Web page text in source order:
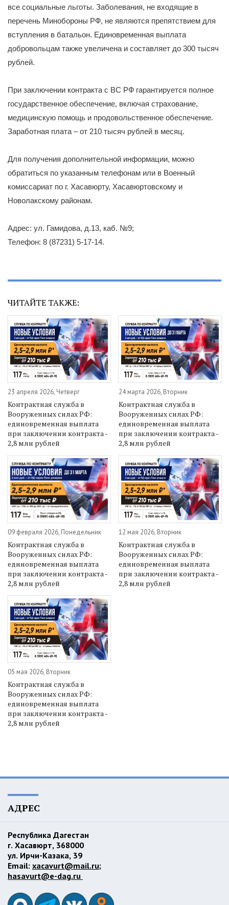
все социальные льготы. Заболевания, не входящие в
перечень Минобороны РФ, не являются препятствием для
вступления в батальон. Единовременная выплата
добровольцам также увеличена и составляет до 300 тысяч
рублей.
При заключении контракта с ВС РФ гарантируется полное
государственное обеспечение, включая страхование,
медицинскую помощь и продовольственное обеспечение.
Заработная плата – от 210 тысяч рублей в месяц.
Для получения дополнительной информации, можно
обратиться по указанным телефонам или в Военный
комиссариат по г. Хасавюрту, Хасавюртовскому и
Новолакскому районам.
Адрес: ул. Гамидова, д.13, каб. №9;
Телефон: 8 (87231) 5-17-14.
ЧИТАЙТЕ ТАКЖЕ:
23 апреля 2026, Четверг
Контрактная служба в
Вооруженных силах РФ:
единовременная выплата
при заключении контракта -
2,8 млн рублей
24 марта 2026, Вторник
Контрактная служба в
Вооруженных силах РФ:
единовременная выплата
при заключении контракта -
2,8 млн рублей
09 февраля 2026, Понедельник
Контрактная служба в
Вооруженных силах РФ:
единовременная выплата
при заключении контракта -
2,8 млн рублей
12 мая 2026, Вторник
Контрактная служба в
Вооруженных силах РФ:
единовременная выплата
при заключении контракта -
2,8 млн рублей
05 мая 2026, Вторник
Контрактная служба в
Вооруженных силах РФ:
единовременная выплата
при заключении контракта -
2,8 млн рублей
АДРЕС
Республика Дагестан
г. Хасавюрт, 368000
ул. Ирчи-Казака, 39
Email: xacavurt@mail.ru;
hasavurt@e-dag.ru